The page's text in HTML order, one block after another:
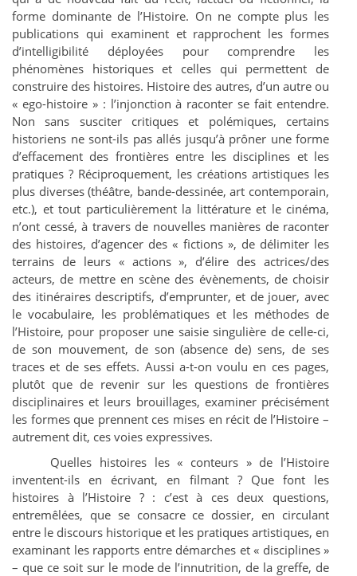
forme dominante de l’Histoire. On ne compte plus les
publications qui examinent et rapprochent les formes
d’intelligibilité déployées pour comprendre les
phénomènes historiques et celles qui permettent de
construire des histoires. Histoire des autres, d’un autre ou
« ego-histoire » : l’injonction à raconter se fait entendre.
Non sans susciter critiques et polémiques, certains
historiens ne sont-ils pas allés jusqu’à prôner une forme
d’effacement des frontières entre les disciplines et les
pratiques ? Réciproquement, les créations artistiques les
plus diverses (théâtre, bande-dessinée, art contemporain,
etc.), et tout particulièrement la littérature et le cinéma,
n’ont cessé, à travers de nouvelles manières de raconter
des histoires, d’agencer des « fictions », de délimiter les
terrains de leurs « actions », d’élire des actrices/des
acteurs, de mettre en scène des évènements, de choisir
des itinéraires descriptifs, d’emprunter, et de jouer, avec
le vocabulaire, les problématiques et les méthodes de
l’Histoire, pour proposer une saisie singulière de celle-ci,
de son mouvement, de son (absence de) sens, de ses
traces et de ses effets. Aussi a-t-on voulu en ces pages,
plutôt que de revenir sur les questions de frontières
disciplinaires et leurs brouillages, examiner précisément
les formes que prennent ces mises en récit de l’Histoire –
autrement dit, ces voies expressives.
Quelles histoires les « conteurs » de l’Histoire
inventent-ils en écrivant, en filmant ? Que font les
histoires à l’Histoire ? : c’est à ces deux questions,
entremêlées, que se consacre ce dossier, en circulant
entre le discours historique et les pratiques artistiques, en
examinant les rapports entre démarches et « disciplines »
– que ce soit sur le mode de l’innutrition, de la greffe, de